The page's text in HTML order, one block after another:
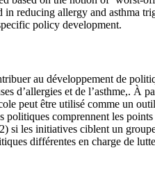
reducing allergy and asthma
policy development.
au développement de
d’allergies et de l’asthme,. À
peut être utilisé comme un
politiques comprennent les
si les initiatives ciblent un
différentes en charge de